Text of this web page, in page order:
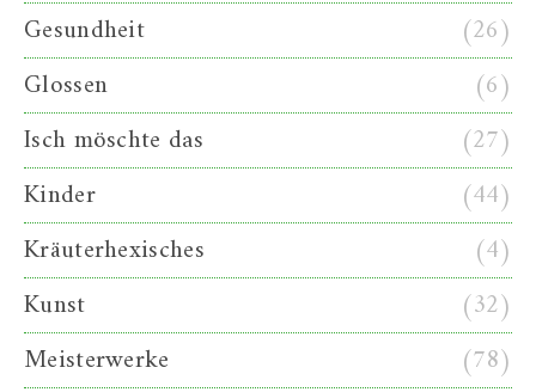
Gesundheit
(26)
Glossen
(6)
Isch möschte das
(27)
Kinder
(44)
Kräuterhexisches
(4)
Kunst
(32)
Meisterwerke
(78)